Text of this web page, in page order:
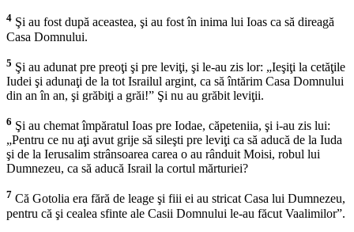
4 Şi au fost după aceastea, şi au fost în inima lui Ioas ca să direagă
Casa Domnului.
5 Şi au adunat pre preoţi şi pre leviţi, şi le-au zis lor: „Ieşiţi la cetăţile
Iudei şi adunaţi de la tot Israilul argint, ca să întărim Casa Domnului
din an în an, şi grăbiţi a grăi!” Şi nu au grăbit leviţii.
6 Şi au chemat împăratul Ioas pre Iodae, căpeteniia, şi i-au zis lui:
„Pentru ce nu aţi avut grije să sileşti pre leviţi ca să aducă de la Iuda
şi de la Ierusalim strânsoarea carea o au rânduit Moisi, robul lui
Dumnezeu, ca să aducă Israil la cortul mărturiei?
7 Că Gotolia era fără de leage şi fiii ei au stricat Casa lui Dumnezeu,
pentru că şi cealea sfinte ale Casii Domnului le-au făcut Vaalimilor”.